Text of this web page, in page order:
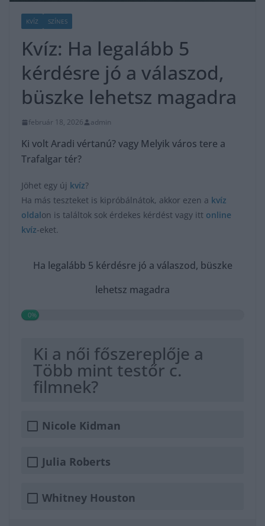
KVÍZ SZÍNES
Kvíz: Ha legalább 5
kérdésre jó a válaszod,
büszke lehetsz magadra
február 18, 2026 admin
Ki volt Aradi vértanú? vagy Melyik város tere a
Trafalgar tér?
Jöhet egy új kvíz?
Ha más teszteket is kipróbálnátok, akkor ezen a kvíz
oldalon is találtok sok érdekes kérdést vagy itt online
kvíz-eket.
Ha legalább 5 kérdésre jó a válaszod, büszke
lehetsz magadra
0%
Ki a női főszereplője a
Több mint testőr c.
filmnek?
Nicole Kidman
Julia Roberts
Whitney Houston